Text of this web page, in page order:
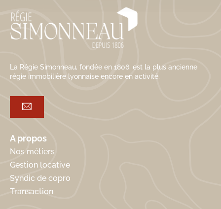
La Régie Simonneau, fondée en 1806, est la plus ancienne
régie immobilière lyonnaise encore en activité.
A propos
Nos métiers
Gestion locative
Syndic de copro
Transaction